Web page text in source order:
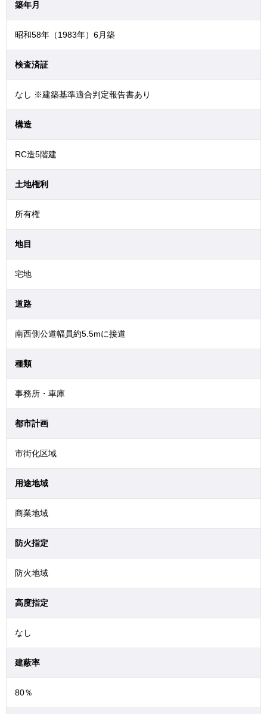
築年月
昭和58年（1983年）6月築
検査済証
なし ※建築基準適合判定報告書あり
構造
RC造5階建
土地権利
所有権
地目
宅地
道路
南西側公道幅員約5.5mに接道
種類
事務所・車庫
都市計画
市街化区域
用途地域
商業地域
防火指定
防火地域
高度指定
なし
建蔽率
80％